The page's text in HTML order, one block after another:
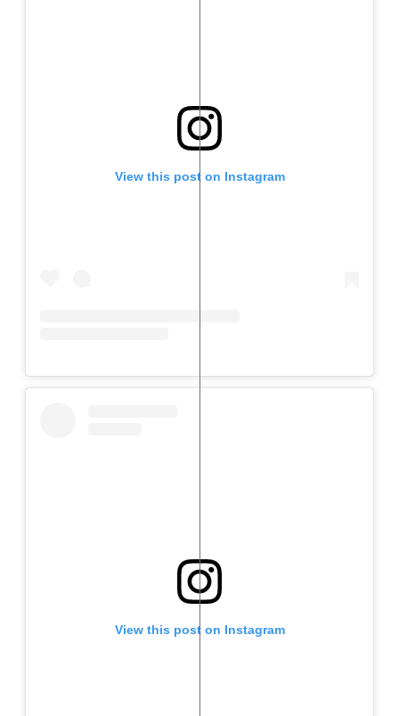
View this post on Instagram
View this post on Instagram